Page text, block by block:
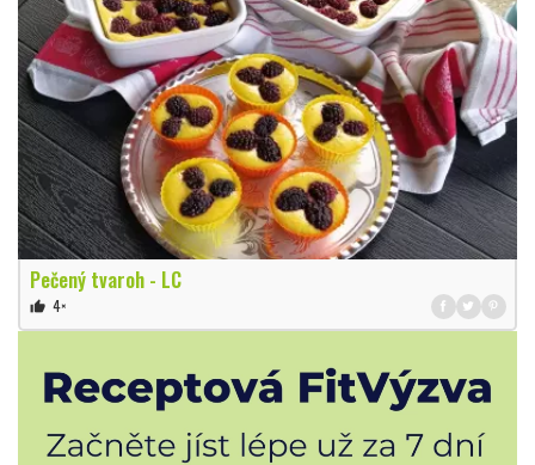
Pečený tvaroh - LC
thumb_up 4×